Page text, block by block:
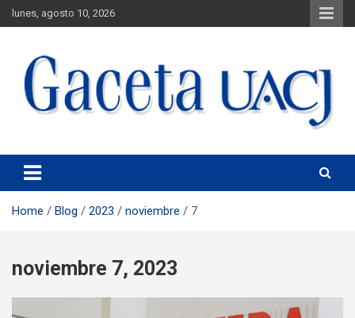
lunes, agosto 10, 2026
Gaceta UACJ
Home Blog 2023 noviembre 7
noviembre 7, 2023